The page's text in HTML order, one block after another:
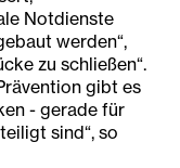
Notdienste
werden“,
zu schließen“.
gibt es
- gerade für
sind“, so